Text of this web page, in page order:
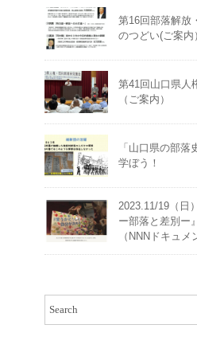
第16回部落解放
のつどい(ご案内
第41回山口県人
（ご案内）
「山口県の部
学ぼう！
2023.11/19（日
ー部落と差別ー
（NNNドキュメ